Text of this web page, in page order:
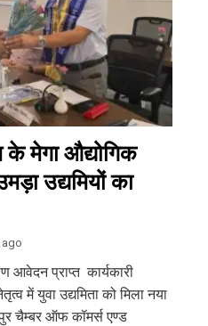
के मेगा औद्योगिक
उद्यमियों का
प्राप्त कार्यकारी
में युवा उद्यमिता को मिला नया
चैम्बर ऑफ कॉमर्स एण्ड